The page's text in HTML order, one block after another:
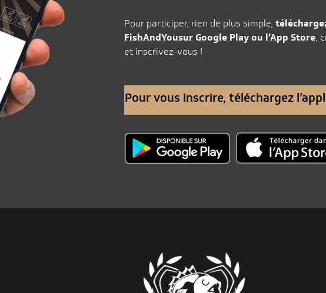
Pour participer, rien de plus simple,
FishAndYousur Google Play ou l’App Store,
et inscrivez-vous !
Pour vous inscrire, téléchargez